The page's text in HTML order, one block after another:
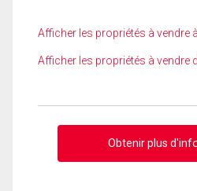
Afficher les propriétés à vendre
Afficher les propriétés à vendre
Obtenir plus